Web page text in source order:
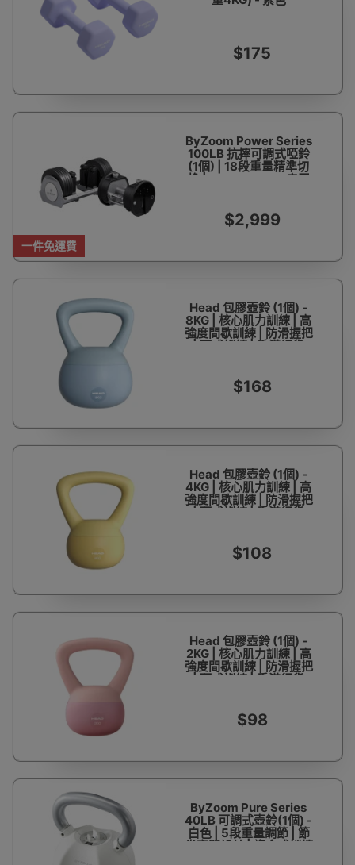
$175
一件免運費
ByZoom Power Series
100LB 抗摔可調式啞鈴
(1個) | 18段重量精準切
換 | All-Level Flat扁平
$2,999
Head 包膠壺鈴 (1個) -
8KG | 核心肌力訓練 | 高
強度間歇訓練 | 防滑握把
| 硬式訓練 | 香港行貨
$168
Head 包膠壺鈴 (1個) -
4KG | 核心肌力訓練 | 高
強度間歇訓練 | 防滑握把
| 硬式訓練 | 香港行貨
$108
Head 包膠壺鈴 (1個) -
2KG | 核心肌力訓練 | 高
強度間歇訓練 | 防滑握把
| 硬式訓練 | 香港行貨
$98
ByZoom Pure Series
40LB 可調式壺鈴(1個) -
白色 | 5段重量調節 | 節
省空間設計 | 複合式訓練